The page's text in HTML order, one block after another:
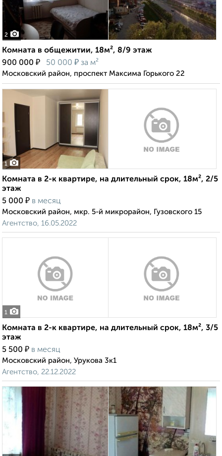
2
Комната в общежитии, 18м², 8/9 этаж
900 000 ₽ 50 000 ₽ за м²
Московский район, проспект Максима Горького 22
1
Комната в 2-к квартире, на длительный срок, 18м², 2/5
этаж
5 000 ₽ в месяц
Московский район, мкр. 5-й микрорайон, Гузовского 15
Агентство, 16.05.2022
1
Комната в 2-к квартире, на длительный срок, 18м², 3/5
этаж
5 500 ₽ в месяц
Московский район, Урукова 3к1
Агентство, 22.12.2022